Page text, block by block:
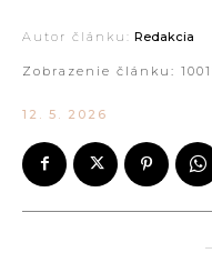
Autor článku: Redakcia
Zobrazenie článku:
12. 5. 2026